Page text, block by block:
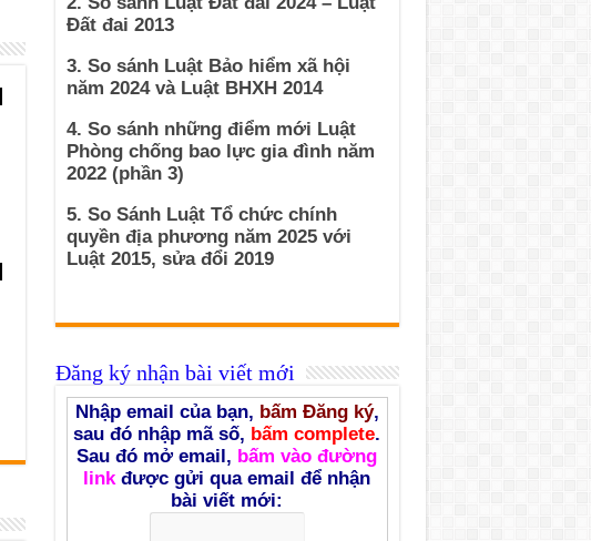
Đất đai 2013
3. So sánh Luật Bảo hiểm xã hội
năm 2024 và Luật BHXH 2014
4. So sánh những điểm mới Luật
Phòng chống bao lực gia đình năm
2022 (phần 3)
5. So Sánh Luật Tổ chức chính
quyền địa phương năm 2025 với
Luật 2015, sửa đổi 2019
Đăng ký nhận bài viết mới
Nhập email của bạn, bấm Đăng ký,
sau đó nhập mã số, bấm complete.
Sau đó mở email, bấm vào đường
link được gửi qua email để nhận
bài viết mới: